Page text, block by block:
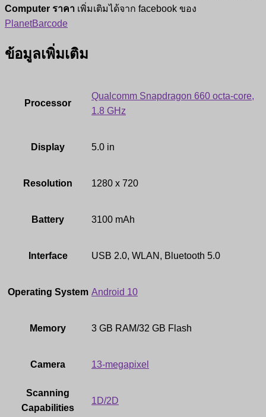
Computer ราคา เพิ่มเติมได้จาก facebook ของ
PlanetBarcode
ข้อมูลเพิ่มเติม
Processor
Qualcomm Snapdragon 660 octa-core,
1.8 GHz
Display 5.0 in
Resolution 1280 x 720
Battery 3100 mAh
Interface USB 2.0, WLAN, Bluetooth 5.0
Operating System Android 10
Memory 3 GB RAM/32 GB Flash
Camera 13-megapixel
Scanning
Capabilities
1D/2D